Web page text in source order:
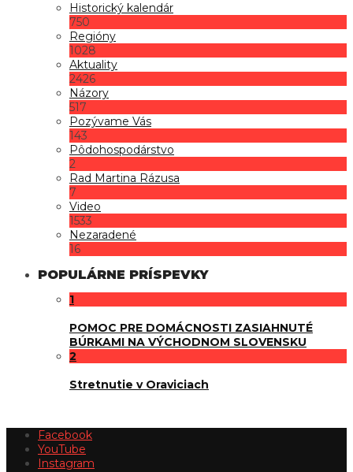
Historický kalendár
750
Regióny
1028
Aktuality
2426
Názory
517
Pozývame Vás
143
Pôdohospodárstvo
2
Rad Martina Rázusa
7
Video
1533
Nezaradené
16
POPULÁRNE PRÍSPEVKY
1
POMOC PRE DOMÁCNOSTI ZASIAHNUTÉ
BÚRKAMI NA VÝCHODNOM SLOVENSKU
2
Stretnutie v Oraviciach
Facebook
YouTube
Instagram